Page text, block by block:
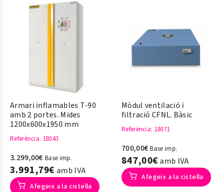
Armari inflamables T-90
amb 2 portes. Mides
1200x600x1950 mm
Referència: 18043
3.299,00€ Base imp.
3.991,79€ amb IVA
Afegeix a la cistella
Mòdul ventilació i
filtració CFNL. Bàsic
Referència: 18071
700,00€Base imp.
847,00€amb IVA
Afegeix a la cistella